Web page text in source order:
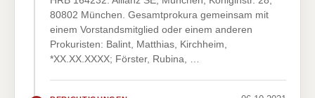
80802 München. Gesamtprokura gemeinsam mit
einem Vorstandsmitglied oder einem anderen
Prokuristen: Balint, Matthias, Kirchheim,
*XX.XX.XXXX; Förster, Rubina, …